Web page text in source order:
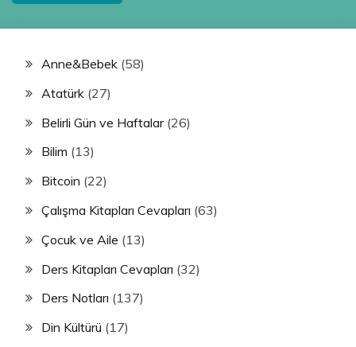
Anne&Bebek (58)
Atatürk (27)
Belirli Gün ve Haftalar(26)
Bilim (13)
Bitcoin (22)
Çalışma Kitapları Cevapları (63)
Çocuk ve Aile (13)
Ders Kitapları Cevapları (32)
Ders Notları (137)
Din Kültürü (17)